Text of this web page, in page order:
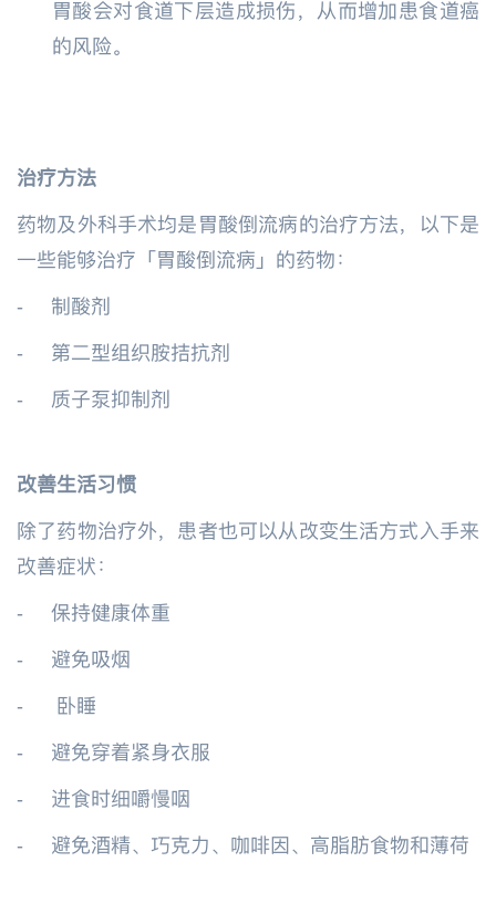
胃酸会对食道下层造成损伤，从而增加患食道癌
的风险。
治疗方法
药物及外科手术均是胃酸倒流病的治疗方法，以下是
一些能够治疗「胃酸倒流病」的药物：
- 制酸剂
- 第二型组织胺拮抗剂
- 质子泵抑制剂
改善生活习惯
除了药物治疗外，患者也可以从改变生活方式入手来
改善症状：
- 保持健康体重
- 避免吸烟
- 卧睡
- 避免穿着紧身衣服
- 进食时细嚼慢咽
- 避免酒精、巧克力、咖啡因、高脂肪食物和薄荷